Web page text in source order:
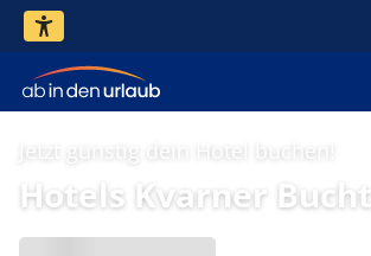
Jetzt günstig dein Hotel buchen!
Hotels Kvarner Bucht